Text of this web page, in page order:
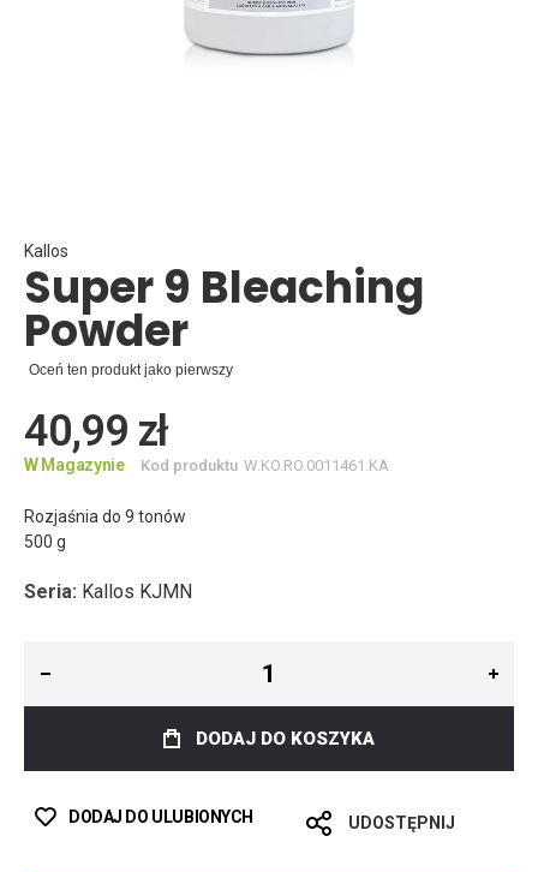
beginning
of
the
images
gallery
Kallos
Super 9 Bleaching
Powder
Oceń ten produkt jako pierwszy
40,99 zł
W Magazynie Kod produktu W.KO.RO.0011461.KA
Rozjaśnia do 9 tonów
500 g
Seria: Kallos KJMN
DODAJ DO KOSZYKA
DODAJ DO ULUBIONYCH UDOSTĘPNIJ